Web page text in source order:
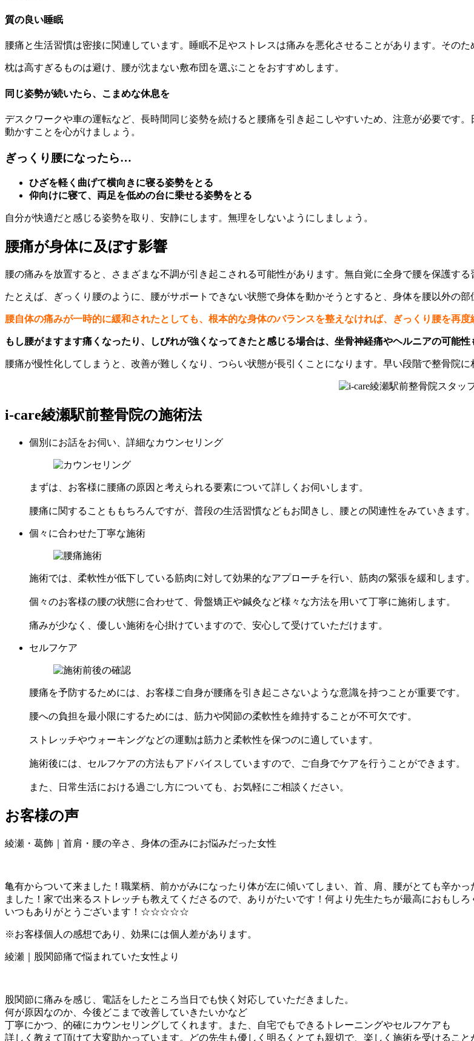
質の良い睡眠
腰痛と生活習慣は密接に関連しています。睡眠不足やストレスは痛みを悪化させることがあります。その
枕は高すぎるものは避け、腰が沈まない敷布団を選ぶことをおすすめします。
同じ姿勢が続いたら、こまめな休息を
デスクワークや車の運転など、長時間同じ姿勢を続けると腰痛を引き起こしやすいため、注意が必要です
動かすことを心がけましょう。
ぎっくり腰になったら…
ひざを軽く曲げて横向きに寝る姿勢をとる
仰向けに寝て、両足を低めの台に乗せる姿勢をとる
自分が快適だと感じる姿勢を取り、安静にします。無理をしないようにしましょう。
腰痛が身体に及ぼす影響
腰の痛みを放置すると、さまざまな不調が引き起こされる可能性があります。無自覚に全身で腰を保護す
たとえば、ぎっくり腰のように、腰がサポートできない状態で身体を動かそうとすると、身体を腰以外の
腰自体の痛みが一時的に緩和されたとしても、根本的な身体のバランスを整えなければ、ぎっくり腰を再
もし腰がますます痛くなったり、しびれが強くなってきたと感じる場合は、坐骨神経痛やヘルニアの可能性
腰痛が慢性化してしまうと、改善が難しくなり、つらい状態が長引くことになります。早い段階で整骨院に
i-care綾瀬駅前整骨院の施術法
個別にお話をお伺い、詳細なカウンセリング
まずは、お客様に腰痛の原因と考えられる要素について詳しくお伺いします。
腰痛に関することももちろんですが、普段の生活習慣などもお聞きし、腰との関連性をみていきます。
個々に合わせた丁寧な施術
施術では、柔軟性が低下している筋肉に対して効果的なアプローチを行い、筋肉の緊張を緩和します。
個々のお客様の腰の状態に合わせて、骨盤矯正や鍼灸など様々な方法を用いて丁寧に施術します。
痛みが少なく、優しい施術を心掛けていますので、安心して受けていただけます。
セルフケア
腰痛を予防するためには、お客様ご自身が腰痛を引き起こさないような意識を持つことが重要です。
腰への負担を最小限にするためには、筋力や関節の柔軟性を維持することが不可欠です。
ストレッチやウォーキングなどの運動は筋力と柔軟性を保つのに適しています。
施術後には、セルフケアの方法もアドバイスしていますので、ご自身でケアを行うことができます。
また、日常生活における過ごし方についても、お気軽にご相談ください。
お客様の声
綾瀬・葛飾｜首肩・腰の辛さ、身体の歪みにお悩みだった女性
亀有からついて来ました！職業柄、前かがみになったり体が左に傾いてしまい、首、肩、腰がとても辛か
ました！家で出来るストレッチも教えてくださるので、ありがたいです！何より先生たちが最高におもし
いつもありがとうございます！☆☆☆☆☆
※お客様個人の感想であり、効果には個人差があります。
綾瀬｜股関節痛で悩まれていた女性より
股関節に痛みを感じ、電話をしたところ当日でも快く対応していただきました。
何が原因なのか、今後どこまで改善していきたいかなど
丁寧にかつ、的確にカウンセリングしてくれます。また、自宅でもできるトレーニングやセルフケアも
詳しく教えて頂けて大変助かっています。どの先生も優しく明るくとても親切で、楽しく施術を受けること